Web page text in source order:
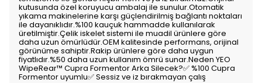
kutusunda özel koruyucu ambalaj ile sunulur.Otomatik
yıkama makinelerine karşı güçlendirilmiş bağlantı noktaları
ile dayanıklıdır.%100 kauçuk hammadde kullanılarak
üretilmiştir.Çelik iskelet sistemi ile muadil ürünlere göre
daha uzun ömürlüdür.OEM kalitesinde performans, orijinal
görünüme sahiptir.Rakip ürünlere göre daha uygun
fiyatlıdır.%50 daha uzun kullanım ömrü sunar.Neden YEO
WipeRear™ Cupra Formentor Arka Silecek?✅ %100 Cupra
Formentor uyumlu✅ Sessiz ve iz bırakmayan çalış